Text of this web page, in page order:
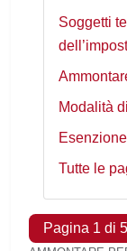
Soggetti
Modalità
Tutte le
Pagina 1 di 5